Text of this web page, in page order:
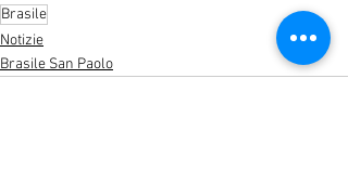
Brasile
Notizie
Brasile San Paolo